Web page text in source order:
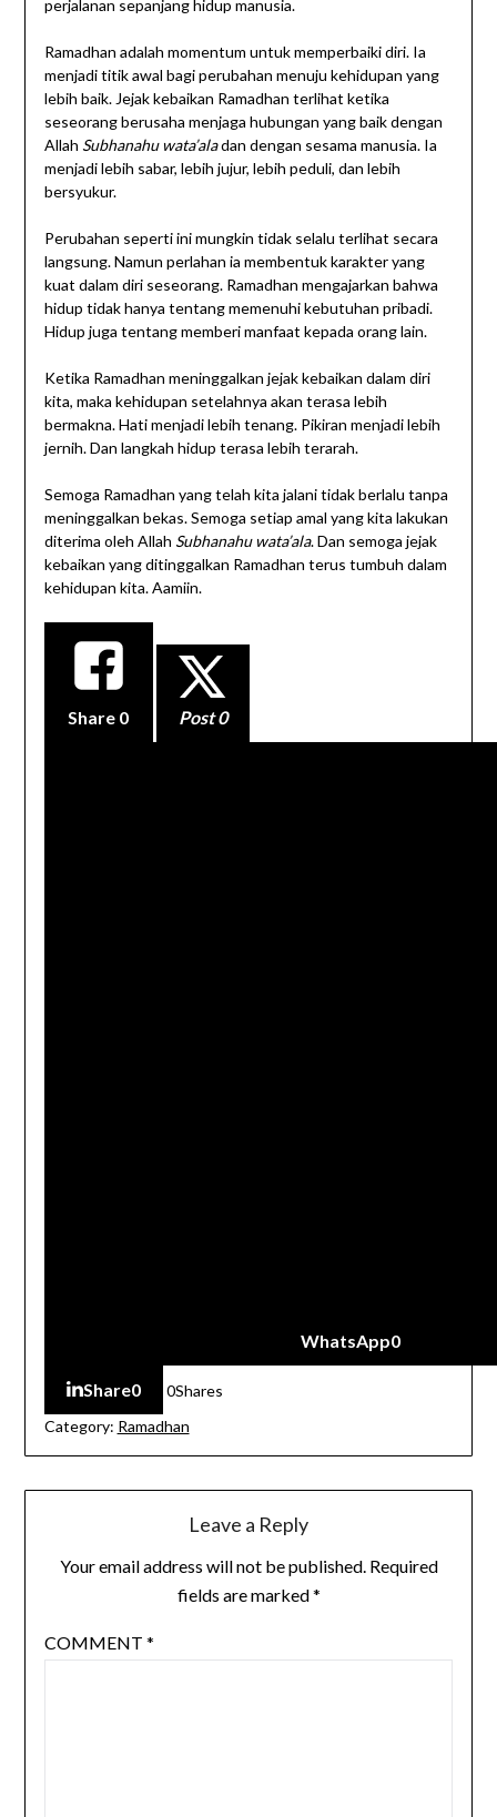
perjalanan sepanjang hidup manusia.
Ramadhan adalah momentum untuk memperbaiki diri. Ia
menjadi titik awal bagi perubahan menuju kehidupan yang
lebih baik. Jejak kebaikan Ramadhan terlihat ketika
seseorang berusaha menjaga hubungan yang baik dengan
Allah Subhanahu wata’aladan dengan sesama manusia. Ia
menjadi lebih sabar, lebih jujur, lebih peduli, dan lebih
bersyukur.
Perubahan seperti ini mungkin tidak selalu terlihat secara
langsung. Namun perlahan ia membentuk karakter yang
kuat dalam diri seseorang. Ramadhan mengajarkan bahwa
hidup tidak hanya tentang memenuhi kebutuhan pribadi.
Hidup juga tentang memberi manfaat kepada orang lain.
Ketika Ramadhan meninggalkan jejak kebaikan dalam diri
kita, maka kehidupan setelahnya akan terasa lebih
bermakna. Hati menjadi lebih tenang. Pikiran menjadi lebih
jernih. Dan langkah hidup terasa lebih terarah.
Semoga Ramadhan yang telah kita jalani tidak berlalu tanpa
meninggalkan bekas. Semoga setiap amal yang kita lakukan
diterima oleh Allah Subhanahu wata’ala. Dan semoga jejak
kebaikan yang ditinggalkan Ramadhan terus tumbuh dalam
kehidupan kita. Aamiin.
Share 0 Post 0
WhatsApp0
Share0 0Shares
Category: Ramadhan
Leave a Reply
Your email address will not be published. Required
fields are marked*
COMMENT *